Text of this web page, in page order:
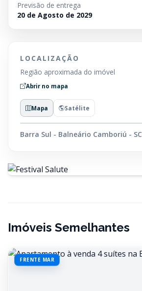
Previsão de entrega
20 de Agosto de 2029
LOCALIZAÇÃO
Região aproximada do imóvel
Abrir no mapa
Mapa Satélite
Barra Sul - Balneário Camboriú - SC
Imóveis Semelhantes
FRENTE MAR